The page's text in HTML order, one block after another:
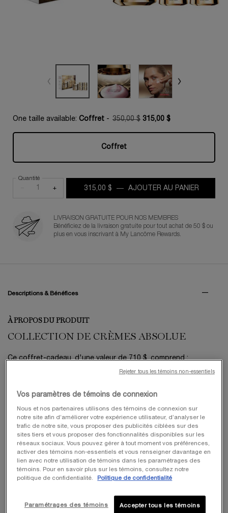
One taille available: Coffret -
Old price
350,00 $
New price
315,00 $
Selected
Coffret
, 1 of 1
Quantité
+ 315,00 $ ― AJOUTER AU PANIER
LIVRAISON GRATUITE POUR NOS MEMBRES
Bénéficiez de la livraison gratuite pour tout achat de 50 $ ou
plus en vous inscrivant à My Lancôme Rewards.
Descriptions & Bénéfices
À PROPOS DU PRODUIT
COLLECTION DE CRÈMES ABSOLUE
Ce coffret-cadeau, d'une valeur de 710 $, comprend :
Une Crème Fondante Absolue Longevity (60 ml)
de la peau, grâce à l'Absolue PDRN™ et aux Extraits de
Grands Crus de Rose pour améliorer la fermeté, l'effet liftant
et réduire les signes de l'âge en une semaine.
CE QUI FAIT LA DIFFÉRENCE
Cette collection offre des résultats anti-âge exceptionnels. La
Crème Fondante à base de PDRN procure +36 % de fermeté
formules régénèrent et transforment visiblement la peau,
Vos paramètres de témoins de connexion
Nous et nos partenaires utilisons des témoins de connexion sur
notre site afin d’améliorer votre expérience utilisateur, d’analyser le
trafic de notre site, vous proposer des publicités ciblées sur des
sites tiers et vous proposer des fonctionnalités disponibles sur les
réseaux sociaux. Vous pouvez gérer à tout moment vos préférences,
activer des témoins non-essentiels et vous renseigner davantage en
lien avec notre utilisation de témoins dans les paramétrages des
témoins. Pour en savoir plus sur les témoins, consultez notre
politique de confidentialité.
Politique de confidentialité
Accepter tous les témoins
Paramétrages des témoins
Rejeter tous les témoins non-essentiels